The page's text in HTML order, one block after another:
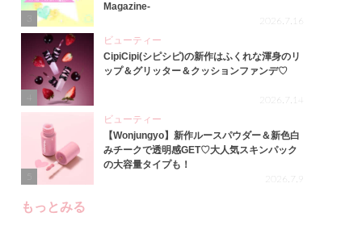
3
Magazine-
2026.7.16
4
ビューティー
CipiCipi(シピシピ)の新作はふくれな渾身のリ
ップ＆グリッター＆クッションファンデ♡
2026.7.14
ビューティー
【Wonjungyo】新作ルースパウダー＆新色白
みチークで透明感GET♡大人気スキンパック
の大容量タイプも！
2026.7.9
もっとみる